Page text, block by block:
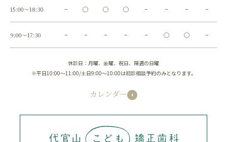
15:00～18:30 − ◯ ◯ ◯ − − − −
9:00～17:30 − − − − − ◯ ◯ −
休診日：月曜、金曜、祝日、隔週の日曜
※平日10:00～11:00/土日9:00～10:00は初診相談予約のみとなります。
カレンダー